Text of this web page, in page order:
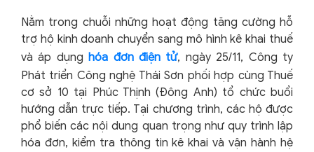
Nằm trong chuỗi những hoạt động tăng cường hỗ
trợ hộ kinh doanh chuyển sang mô hình kê khai thuế
và áp dụnghóa đơn điện tử, ngày 25/11, Công ty
Phát triển Công nghệ Thái Sơn phối hợp cùng Thuế
cơ sở 10 tại Phúc Thịnh (Đông Anh) tổ chức buổi
hướng dẫn trực tiếp. Tại chương trình, các hộ được
phổ biến các nội dung quan trọng như quy trình lập
hóa đơn, kiểm tra thông tin kê khai và vận hành hệ